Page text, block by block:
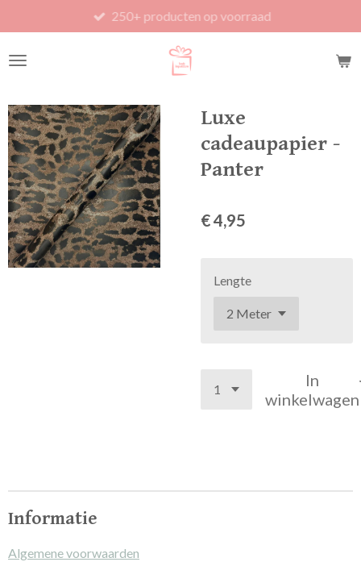
direct
naar
250+ producten op voorraad
Luxe
cadeaupapier -
Panter
€ 4,95
Lengte
In
winkelwagen
Informatie
Algemene voorwaarden